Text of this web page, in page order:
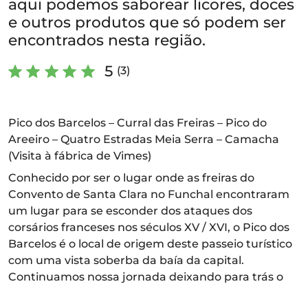
aqui podemos saborear licores, doces
e outros produtos que só podem ser
encontrados nesta região.
5 (3)
Pico dos Barcelos – Curral das Freiras – Pico do
Areeiro – Quatro Estradas Meia Serra – Camacha
(Visita à fábrica de Vimes)
Conhecido por ser o lugar onde as freiras do
Convento de Santa Clara no Funchal encontraram
um lugar para se esconder dos ataques dos
corsários franceses nos séculos XV / XVI, o Pico dos
Barcelos é o local de origem deste passeio turístico
com uma vista soberba da baía da capital.
Continuamos nossa jornada deixando para trás o